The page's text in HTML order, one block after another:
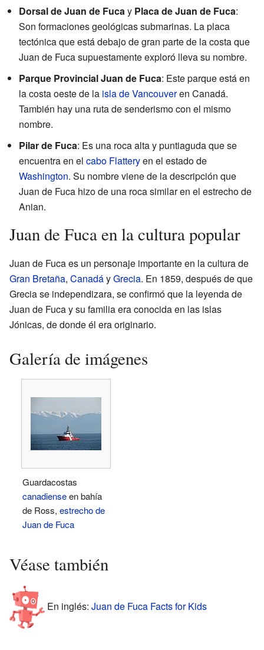
Dorsal de Juan de Fucay Placa de Juan de Fuca:
Son formaciones geológicas submarinas. La placa
tectónica que está debajo de gran parte de la costa que
Juan de Fuca supuestamente exploró lleva su nombre.
Parque Provincial Juan de Fuca: Este parque está en
la costa oeste de la isla de Vancouveren Canadá.
También hay una ruta de senderismo con el mismo
nombre.
Pilar de Fuca: Es una roca alta y puntiaguda que se
encuentra en el cabo Flatteryen el estado de
Washington. Su nombre viene de la descripción que
Juan de Fuca hizo de una roca similar en el estrecho de
Anian.
Juan de Fuca en la cultura popular
Juan de Fuca es un personaje importante en la cultura de
Gran Bretaña, CanadáyGrecia. En 1859, después de que
Grecia se independizara, se confirmó que la leyenda de
Juan de Fuca y su familia era conocida en las islas
Jónicas, de donde él era originario.
Galería de imágenes
Guardacostas
canadienseen bahía
de Ross, estrecho de
Juan de Fuca
Véase también
En inglés: Juan de Fuca Facts for Kids